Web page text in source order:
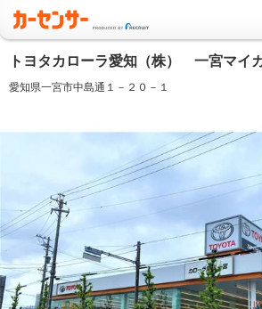
トヨタカローラ愛知（株） 一宮マイ
愛知県一宮市中島通１－２０－１